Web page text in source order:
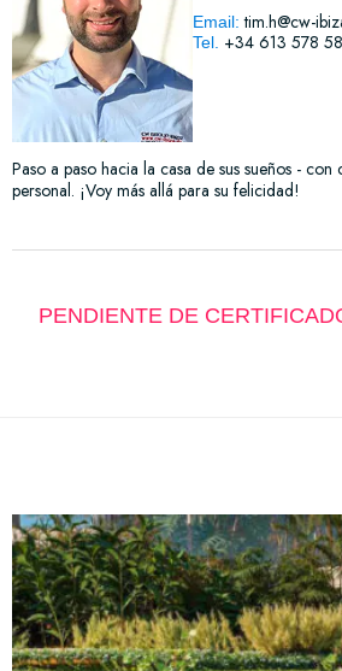
Email: tim.h@cw-
Tel. +34 613 578
Paso a paso hacia la casa de sus sueños -
personal. ¡Voy más allá para su felicidad!
PENDIENTE DE